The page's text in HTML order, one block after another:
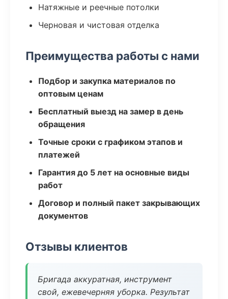
Натяжные и реечные потолки
Черновая и чистовая отделка
Преимущества работы с нами
Подбор и закупка материалов по
оптовым ценам
Бесплатный выезд на замер в день
обращения
Точные сроки с графиком этапов и
платежей
Гарантия до 5 лет на основные виды
работ
Договор и полный пакет закрывающих
документов
Отзывы клиентов
Бригада аккуратная, инструмент
свой, ежевечерняя уборка. Результат